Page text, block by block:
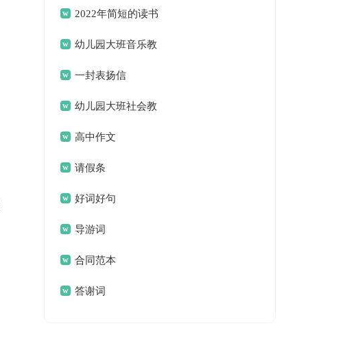
我总结2022年简短的读书
名言名句汇总79句
幼儿园大班音乐教
案(汇编15篇)
一封表扬信
幼儿园大班社会教
案集锦15篇
高中作文
请假条
好词好句
导游词
合同范本
答谢词